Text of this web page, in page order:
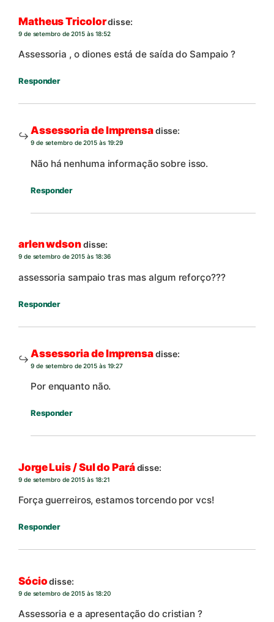
Matheus Tricolordisse:
9 de setembro de 2015 às 18:52
Assessoria , o diones está de saída do Sampaio ?
Responder
Assessoria de Imprensadisse:
9 de setembro de 2015 às 19:29
Não há nenhuma informação sobre isso.
Responder
arlen wdsondisse:
9 de setembro de 2015 às 18:36
assessoria sampaio tras mas algum reforço???
Responder
Assessoria de Imprensadisse:
9 de setembro de 2015 às 19:27
Por enquanto não.
Responder
Jorge Luis / Sul do Parádisse:
9 de setembro de 2015 às 18:21
Força guerreiros, estamos torcendo por vcs!
Responder
Sócio disse:
9 de setembro de 2015 às 18:20
Assessoria e a apresentação do cristian ?